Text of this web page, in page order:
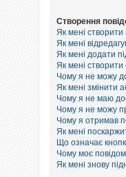
Створення
Як мені
Як мені
Як мені додати
Як мені
Чому я не можу
Як мені змінити
Чому я не маю
Чому я не можу
Чому я отримав
Як мені
Що означає
Чому моє
Як мені знову